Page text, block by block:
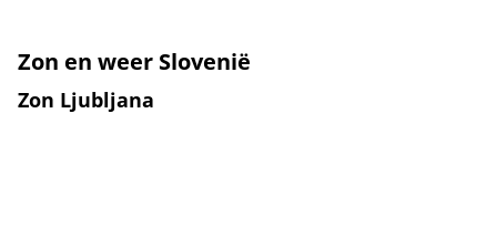
Zon en weer Slovenië
Zon Ljubljana